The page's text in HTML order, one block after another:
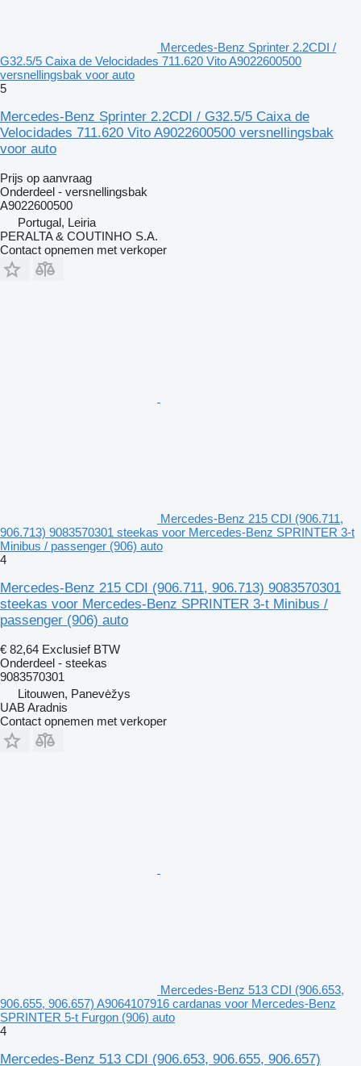
Mercedes-Benz Sprinter 2.2CDI /
G32.5/5 Caixa de Velocidades 711.620 Vito A9022600500
versnellingsbak voor auto
5
Mercedes-Benz Sprinter 2.2CDI / G32.5/5 Caixa de
Velocidades 711.620 Vito A9022600500 versnellingsbak
voor auto
Prijs op aanvraag
Onderdeel - versnellingsbak
A9022600500
Portugal, Leiria
PERALTA & COUTINHO S.A.
Contact opnemen met verkoper
Mercedes-Benz 215 CDI (906.711,
906.713) 9083570301 steekas voor Mercedes-Benz SPRINTER 3-t
Minibus / passenger (906) auto
4
Mercedes-Benz 215 CDI (906.711, 906.713) 9083570301
steekas voor Mercedes-Benz SPRINTER 3-t Minibus /
passenger (906) auto
€ 82,64 Exclusief BTW
Onderdeel - steekas
9083570301
Litouwen, Panevėžys
UAB Aradnis
Contact opnemen met verkoper
Mercedes-Benz 513 CDI (906.653,
906.655, 906.657) A9064107916 cardanas voor Mercedes-Benz
SPRINTER 5-t Furgon (906) auto
4
Mercedes-Benz 513 CDI (906.653, 906.655, 906.657)